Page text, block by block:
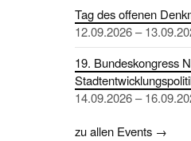
Tag des offenen
12.09.2026 –
19. Bundeskongress
14.09.2026 –
zu allen Events →